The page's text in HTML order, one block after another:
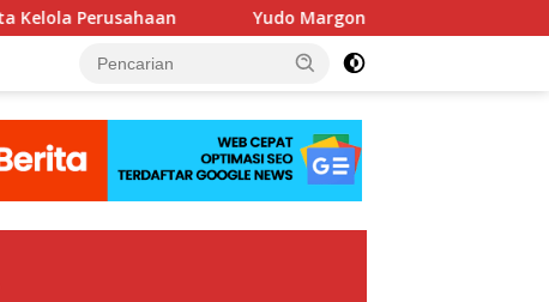
Yudo Margono Pimpin Ziarah HUT Ke-40 PPAL di Kalibata